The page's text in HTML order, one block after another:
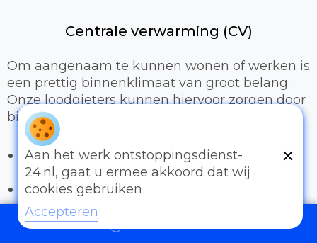
Centrale verwarming (CV)
Om aangenaam te kunnen wonen of werken is
een prettig binnenklimaat van groot belang.
Onze loodgieters kunnen hiervoor zorgen door
bijvoorbeeld:
Het uitbreiden of compleet installeren van
een cv-installatie
Vervangen van radiatoren/radiatorkranen
Vloerverwarming
Sanitair
Aan het werk ontstoppingsdienst-
24.nl, gaat u ermee akkoord dat wij
cookies gebruiken
Accepteren